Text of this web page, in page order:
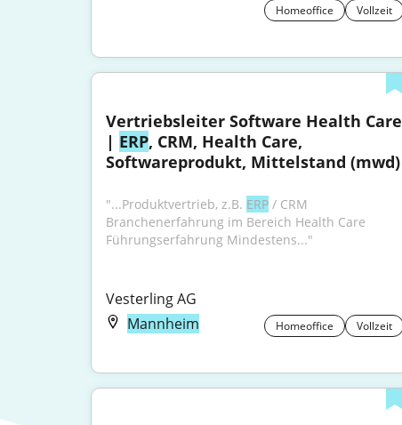
Homeoffice Vollzeit
Vertriebsleiter Software Health Care
| ERP, CRM, Health Care,
Softwareprodukt, Mittelstand (mwd)
"...Produktvertrieb, z.B. ERP / CRM
Branchenerfahrung im Bereich Health Care
Führungserfahrung Mindestens..."
Vesterling AG
Mannheim
Homeoffice Vollzeit